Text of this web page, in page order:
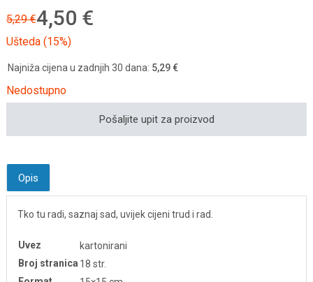
5,29 €4,50 €
Ušteda (15%)
Najniža cijena u zadnjih 30 dana: 5,29 €
Nedostupno
Pošaljite upit za proizvod
Opis
Tko tu radi, saznaj sad, uvijek cijeni trud i rad.
Uvez
kartonirani
Broj stranica 18 str.